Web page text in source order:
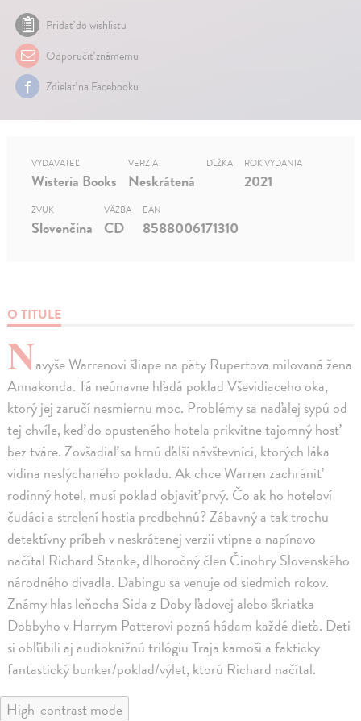
Pridať do wishlistu
Odporučiť známemu
Zdielať na Facebooku
O TITULE
Navyše Warrenovi šliape na päty Rupertova milovaná žena
Annakonda. Tá neúnavne hľadá poklad Vševidiaceho oka,
ktorý jej zaručí nesmiernu moc. Problémy sa naďalej sypú od
tej chvíle, keď do opusteného hotela prikvitne tajomný hosť
bez tváre. Zovšadiaľ sa hrnú ďalší návštevníci, ktorých láka
vidina neslýchaného pokladu. Ak chce Warren zachrániť
rodinný hotel, musí poklad objaviť prvý. Čo ak ho hoteloví
čudáci a strelení hostia predbehnú? Zábavný a tak trochu
detektívny príbeh v neskrátenej verzii vtipne a napínavo
načítal Richard Stanke, dlhoročný člen Činohry Slovenského
národného divadla. Dabingu sa venuje od siedmich rokov.
Známy hlas leňocha Sida z Doby ľadovej alebo škriatka
Dobbyho v Harrym Potterovi pozná hádam každé dieťa. Deti
si obľúbili aj audioknižnú trilógiu Traja kamoši a fakticky
fantastický bunker/poklad/výlet, ktorú Richard načítal.
VYDAVATEĽ
Wisteria Books
VERZIA
Neskrátená
DĹŽKA ROK VYDANIA
2021
ZVUK
Slovenčina
VÄZBA
CD
EAN
8588006171310
High-contrast mode